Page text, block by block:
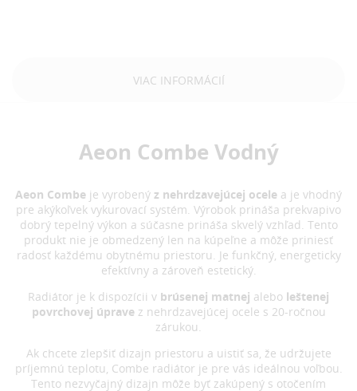
VIAC INFORMÁCIÍ
Aeon Combe Vodný
Aeon Combe je vyrobený z nehrdzavejúcej ocele a je vhodný
pre akýkoľvek vykurovací systém. Výrobok prináša prekvapivo
dobrý tepelný výkon a súčasne prináša skvelý vzhľad. Tento
produkt nie je obmedzený len na kúpeľne a môže priniesť
radosť každému obytnému priestoru. Je funkčný, energeticky
efektívny a zároveň estetický.
Radiátor je k dispozícii v brúsenej matnej alebo leštenej
povrchovej úpravez nehrdzavejúcej ocele s 20-ročnou
zárukou.
Ak chcete zlepšiť dizajn priestoru a uistiť sa, že udržujete
príjemnú teplotu, Combe radiátor je pre vás ideálnou voľbou.
Tento nezvyčajný dizajn môže byť zakúpený s otočením